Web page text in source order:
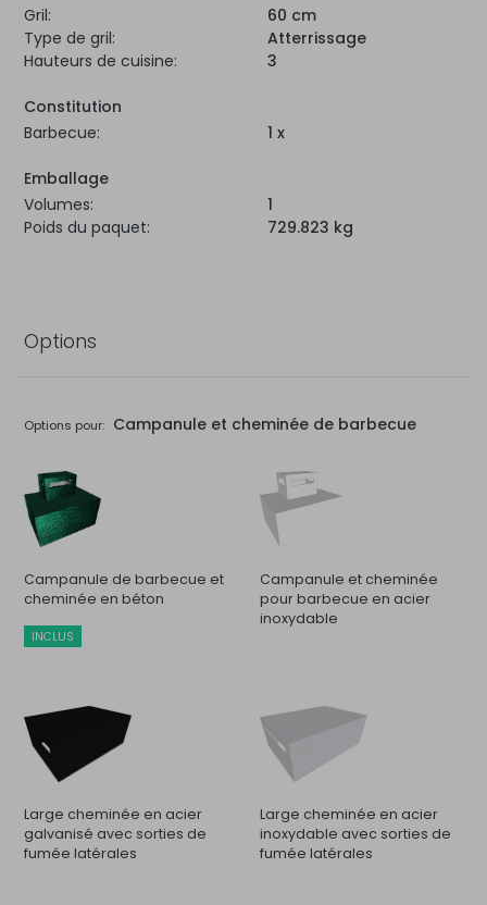
Gril:
60 cm
Type de gril:
Atterrissage
Hauteurs de cuisine:
3
Constitution
Barbecue:
1 x
Emballage
Volumes:
1
Poids du paquet:
729.823 kg
Options
Options pour: Campanule et cheminée de barbecue
Campanule de barbecue et
cheminée en béton
INCLUS
Campanule et cheminée
pour barbecue en acier
inoxydable
Large cheminée en acier
galvanisé avec sorties de
fumée latérales
Large cheminée en acier
inoxydable avec sorties de
fumée latérales